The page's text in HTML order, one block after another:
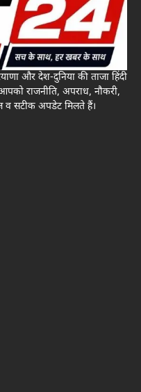
और देश-दुनिया की ताजा हिंदी
राजनीति, अपराध, नौकरी,
व सटीक अपडेट मिलते हैं।